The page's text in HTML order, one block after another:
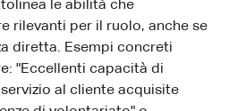
le abilità che
rilevanti per il ruolo, anche se
diretta. Esempi concreti
"Eccellenti capacità di
al cliente acquisite